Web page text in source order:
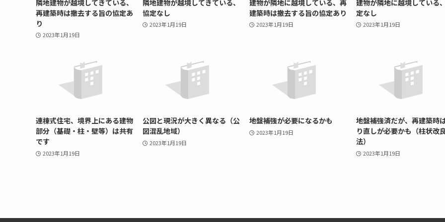
隣地建物が越境してきている、
再建築時は撤去する旨の協定あ
り
2023年1月19日
隣地建物が越境してきている、
協定なし
2023年1月19日
建物が隣地に越境している、再
建築時は撤去する旨の協定あり
2023年1月19日
建物が隣地に越境している
定なし
2023年1月19日
連棟式住宅、境界上にある建物
部分（基礎・柱・壁等）は共有
です
2023年1月19日
公図と現況が大きく異なる（公
図混乱地域）
2023年1月19日
地盤補強が必要になるかも
2023年1月19日
地盤補強済だが、再建築時
り直しが必要かも（柱状改
法）
2023年1月19日